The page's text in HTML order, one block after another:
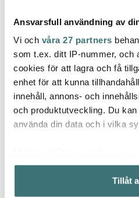
Ansvarsfull användning av
Vi och våra 27 partners
som t.ex. ditt IP-nummer, och
cookies för att lagra och få
enhet för att kunna
innehåll, annons- och
och produktutveckling. Du
använda din data och i vilka
Samla in information om
kan ha en noggrannhet
Tillåt
Design House
Stockholm
Astrid Lindgren Mugg
Lila Jag är en vacker
295 kr